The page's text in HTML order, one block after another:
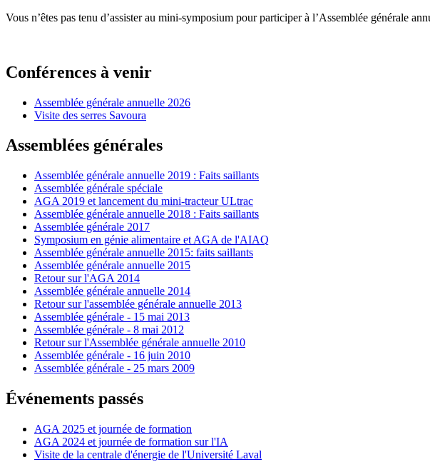
Vous n’êtes pas tenu d’assister au mini-symposium pour participer à l’Assemblée générale
Conférences à venir
Assemblée générale annuelle 2026
Visite des serres Savoura
Assemblées générales
Assemblée générale annuelle 2019 : Faits saillants
Assemblée générale spéciale
AGA 2019 et lancement du mini-tracteur ULtrac
Assemblée générale annuelle 2018 : Faits saillants
Assemblée générale 2017
Symposium en génie alimentaire et AGA de l'AIAQ
Assemblée générale annuelle 2015: faits saillants
Assemblée générale annuelle 2015
Retour sur l'AGA 2014
Assemblée générale annuelle 2014
Retour sur l'assemblée générale annuelle 2013
Assemblée générale - 15 mai 2013
Assemblée générale - 8 mai 2012
Retour sur l'Assemblée générale annuelle 2010
Assemblée générale - 16 juin 2010
Assemblée générale - 25 mars 2009
Événements passés
AGA 2025 et journée de formation
AGA 2024 et journée de formation sur l'IA
Visite de la centrale d'énergie de l'Université Laval